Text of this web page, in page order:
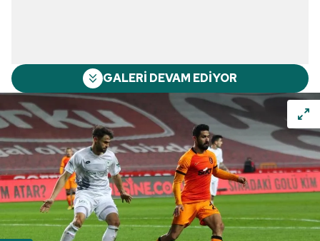
GALERİ DEVAM EDİYOR